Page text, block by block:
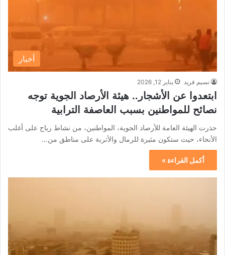
أخبار
نسيم فريد يناير 12, 2026
ابتعدوا عن الأشجار.. هيئة الأرصاد الجوية توجه
نصائح للمواطنين بسبب العاصفة الترابية
حذرت الهيئة العامة للأرصاد الجوية، المواطنين، من نشاط رياح على أغلب
الأنحاء، حيث ستكون مثيرة للرمال والأتربة على مناطق من…
أكمل القراءة »